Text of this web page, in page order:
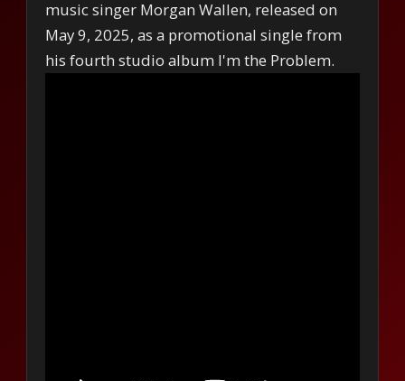
music singer Morgan Wallen, released on
May 9, 2025, as a promotional single from
his fourth studio album I'm the Problem.